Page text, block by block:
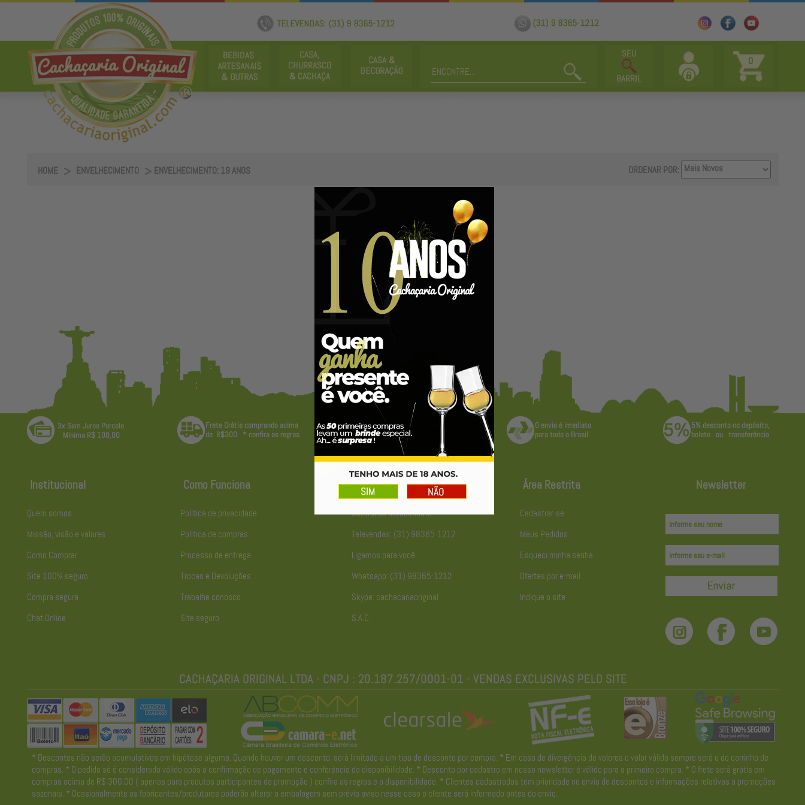
0
HOME ENVELHECIMENTO ENVELHECIMENTO: 19 ANOS ORDENAR POR:
Não existe produto cadastrado nesta categoria.
Institucional
Quem somos
Missão, visão e valores
Como Comprar
Site 100% seguro
Compra segura
Chat Online
Como Funciona
Política de privacidade
Política de compras
Processo de entrega
Trocas e Devoluções
Trabalhe conosco
Site seguro
Atendimento
Central de atendimento
Televendas: (31) 98365-1212
Ligamos para você
Whatsapp: (31) 98365-1212
Skype: cachacariaoriginal
S.A.C
Área Restrita
Cadastrar-se
Meus Pedidos
Esqueci minha senha
Ofertas por e-mail
Indique o site
Newsletter
* Descontos não serão acumulativos em hipótese alguma. Quando houver um desconto, será limitado a um tipo de desconto por compra. * Em caso de divergência de valores o valor válido sempre será o do carrinho de
compras. * O pedido só é considerado válido após a confirmação de pagamento e conferência da disponibilidade. * Desconto por cadastro em nosso newsletter é válido para a primeira compra. * O frete será grátis em
compras acima de R$ 300,00 ( apenas para produtos participantes da promoção ) confira as regras e a disponibilidade. * Clientes cadastrados tem prioridade no envio de descontos e informações relativas a promoções
sazonais. * Ocasionalmente os fabricantes/produtores poderão alterar a embalagem sem prévio aviso,nesse caso o cliente será informado antes do envio.